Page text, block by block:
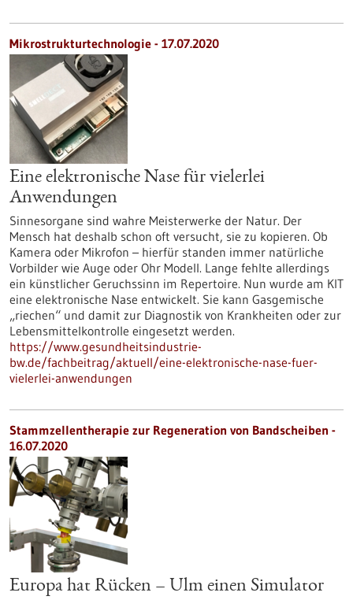
Mikrostrukturtechnologie - 17.07.2020
Eine elektronische Nase für vielerlei
Anwendungen
Sinnesorgane sind wahre Meisterwerke der Natur. Der
Mensch hat deshalb schon oft versucht, sie zu kopieren. Ob
Kamera oder Mikrofon – hierfür standen immer natürliche
Vorbilder wie Auge oder Ohr Modell. Lange fehlte allerdings
ein künstlicher Geruchssinn im Repertoire. Nun wurde am KIT
eine elektronische Nase entwickelt. Sie kann Gasgemische
„riechen“ und damit zur Diagnostik von Krankheiten oder zur
Lebensmittelkontrolle eingesetzt werden.
https://www.gesundheitsindustrie-
bw.de/fachbeitrag/aktuell/eine-elektronische-nase-fuer-
vielerlei-anwendungen
Stammzellentherapie zur Regeneration von Bandscheiben -
16.07.2020
Europa hat Rücken – Ulm einen Simulator